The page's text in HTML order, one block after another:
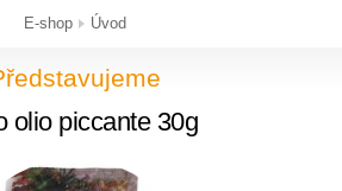
E-shop Úvod
olio piccante 30g